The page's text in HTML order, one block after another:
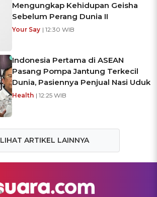
Mengungkap Kehidupan Geisha
Sebelum Perang Dunia II
Your Say | 12:30 WIB
Indonesia Pertama di ASEAN
Pasang Pompa Jantung Terkecil
Dunia, Pasiennya Penjual Nasi Uduk
Health | 12:25 WIB
LIHAT ARTIKEL LAINNYA